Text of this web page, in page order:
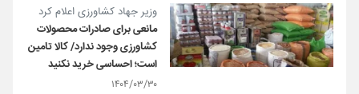
وزیر جهاد کشاورزی اعلام کرد
مانعی برای صادرات محصولات
کشاورزی وجود ندارد/ کالا تامین
است؛ احساسی خرید نکنید
۱۴۰۴/۰۳/۳۰